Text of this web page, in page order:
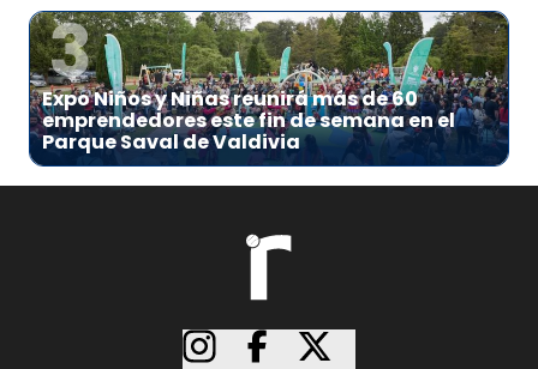
3
Expo Niños y Niñas reunirá más de 60
emprendedores este fin de semana en el
Parque Saval de Valdivia